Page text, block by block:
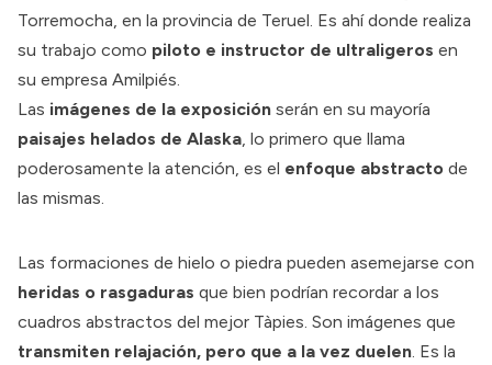
Torremocha, en la provincia de Teruel. Es ahí donde realiza
su trabajo como piloto e instructor de ultraligeros en
su empresa Amilpiés.
Las imágenes de la exposición serán en su mayoría
paisajes helados de Alaska, lo primero que llama
poderosamente la atención, es el enfoque abstracto de
las mismas.
Las formaciones de hielo o piedra pueden asemejarse con
heridas o rasgaduras que bien podrían recordar a los
cuadros abstractos del mejor Tàpies. Son imágenes que
transmiten relajación, pero que a la vez duelen. Es la